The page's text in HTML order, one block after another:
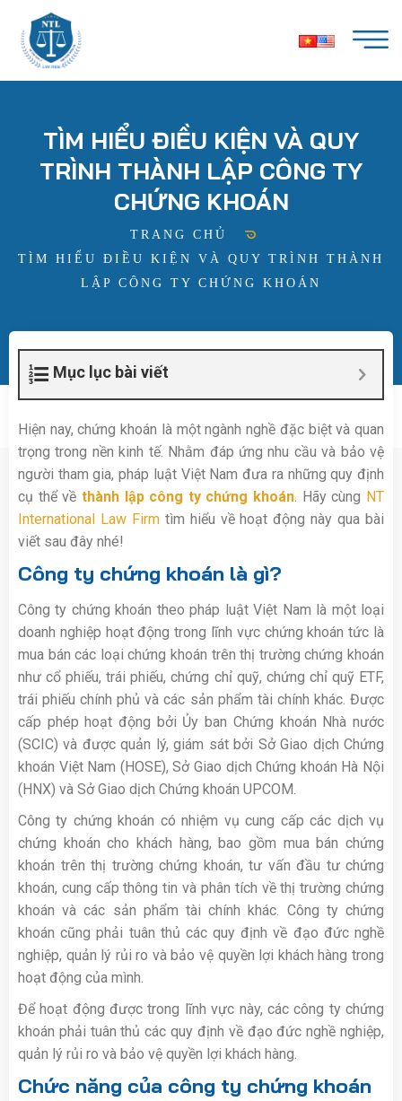
TÌM HIỂU ĐIỀU KIỆN VÀ QUY
TRÌNH THÀNH LẬP CÔNG TY
CHỨNG KHOÁN
TRANG CHỦ
TÌM HIỂU ĐIỀU KIỆN VÀ QUY TRÌNH THÀNH
LẬP CÔNG TY CHỨNG KHOÁN
Mục lục bài viết
Hiện nay, chứng khoán là một ngành nghề đặc biệt và quan
trọng trong nền kinh tế. Nhằm đáp ứng nhu cầu và bảo vệ
người tham gia, pháp luật Việt Nam đưa ra những quy định
cụ thể về thành lập công ty chứng khoán. Hãy cùng NT
International Law Firmtìm hiểu về hoạt động này qua bài
viết sau đây nhé!
Công ty chứng khoán là gì?
Công ty chứng khoán theo pháp luật Việt Nam là một loại
doanh nghiệp hoạt động trong lĩnh vực chứng khoán tức là
mua bán các loại chứng khoán trên thị trường chứng khoán
như cổ phiếu, trái phiếu, chứng chỉ quỹ, chứng chỉ quỹ ETF,
trái phiếu chính phủ và các sản phẩm tài chính khác. Được
cấp phép hoạt động bởi Ủy ban Chứng khoán Nhà nước
(SCIC) và được quản lý, giám sát bởi Sở Giao dịch Chứng
khoán Việt Nam (HOSE), Sở Giao dịch Chứng khoán Hà Nội
(HNX) và Sở Giao dịch Chứng khoán UPCOM.
Công ty chứng khoán có nhiệm vụ cung cấp các dịch vụ
chứng khoán cho khách hàng, bao gồm mua bán chứng
khoán trên thị trường chứng khoán, tư vấn đầu tư chứng
khoán, cung cấp thông tin và phân tích về thị trường chứng
khoán và các sản phẩm tài chính khác. Công ty chứng
khoán cũng phải tuân thủ các quy định về đạo đức nghề
nghiệp, quản lý rủi ro và bảo vệ quyền lợi khách hàng trong
hoạt động của mình.
Để hoạt động được trong lĩnh vực này, các công ty chứng
khoán phải tuân thủ các quy định về đạo đức nghề nghiệp,
quản lý rủi ro và bảo vệ quyền lợi khách hàng.
Chức năng của công ty chứng khoán